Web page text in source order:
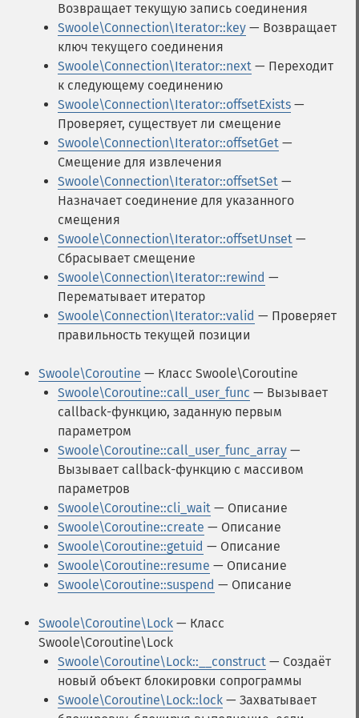
Возвращает текущую запись соединения
Swoole\Connection\Iterator::key — Возвращает
ключ текущего соединения
Swoole\Connection\Iterator::next — Переходит
к следующему соединению
Swoole\Connection\Iterator::offsetExists —
Проверяет, существует ли смещение
Swoole\Connection\Iterator::offsetGet —
Смещение для извлечения
Swoole\Connection\Iterator::offsetSet —
Назначает соединение для указанного
смещения
Swoole\Connection\Iterator::offsetUnset —
Сбрасывает смещение
Swoole\Connection\Iterator::rewind —
Перематывает итератор
Swoole\Connection\Iterator::valid — Проверяет
правильность текущей позиции
Swoole\Coroutine — Класс Swoole\Coroutine
Swoole\Coroutine::call_user_func — Вызывает
callback-функцию, заданную первым
параметром
Swoole\Coroutine::call_user_func_array —
Вызывает callback-функцию с массивом
параметров
Swoole\Coroutine::cli_wait — Описание
Swoole\Coroutine::create — Описание
Swoole\Coroutine::getuid — Описание
Swoole\Coroutine::resume — Описание
Swoole\Coroutine::suspend — Описание
Swoole\Coroutine\Lock — Класс
Swoole\Coroutine\Lock
Swoole\Coroutine\Lock::__construct — Создаёт
новый объект блокировки сопрограммы
Swoole\Coroutine\Lock::lock — Захватывает